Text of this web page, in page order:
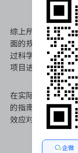
综上所述，合理安
面的规划能力，还
过科学合理的任务
项目进度，确保项
在实际操作中，任
的指南。通过不断
效应对各种项目挑
企微